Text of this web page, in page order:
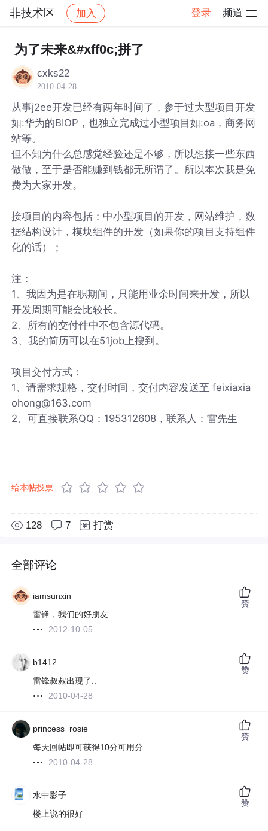
非技术区 加入 登录 频道
社区 非技术区 帖子详情
为了未来&#xff0c;拼了
cxks22
2010-04-28
从事j2ee开发已经有两年时间了，参于过大型项目开发
如:华为的BIOP，也独立完成过小型项目如:oa，商务网
站等。
但不知为什么总感觉经验还是不够，所以想接一些东西
做做，至于是否能赚到钱都无所谓了。所以本次我是免
费为大家开发。
接项目的内容包括：中小型项目的开发，网站维护，数
据结构设计，模块组件的开发（如果你的项目支持组件
化的话）；
注：
1、我因为是在职期间，只能用业余时间来开发，所以
开发周期可能会比较长。
2、所有的交付件中不包含源代码。
3、我的简历可以在51job上搜到。
项目交付方式：
1、请需求规格，交付时间，交付内容发送至 feixiaxia
ohong@163.com
2、可直接联系QQ：195312608，联系人：雷先生
给本帖投票
128 7 打赏
全部评论
iamsunxin
雷锋，我们的好朋友
2012-10-05
赞
b1412
雷锋叔叔出现了..
2010-04-28
赞
princess_rosie
每天回帖即可获得10分可用分
2010-04-28
赞
水中影子
楼上说的很好
赞